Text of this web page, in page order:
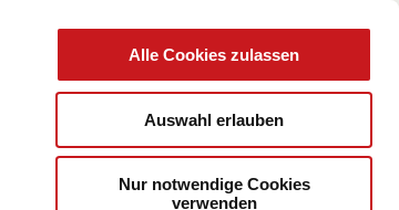
Alle Cookies zulassen
Auswahl erlauben
Nur notwendige Cookies
verwenden